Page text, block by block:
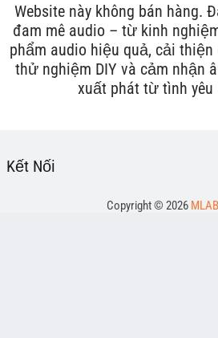
Website này không bán hàng.
đam mê audio – từ kinh
phẩm audio hiệu quả, cải
thử nghiệm DIY và cảm nhận
xuất phát từ tình yêu
Kết Nối
Copyright © 2026